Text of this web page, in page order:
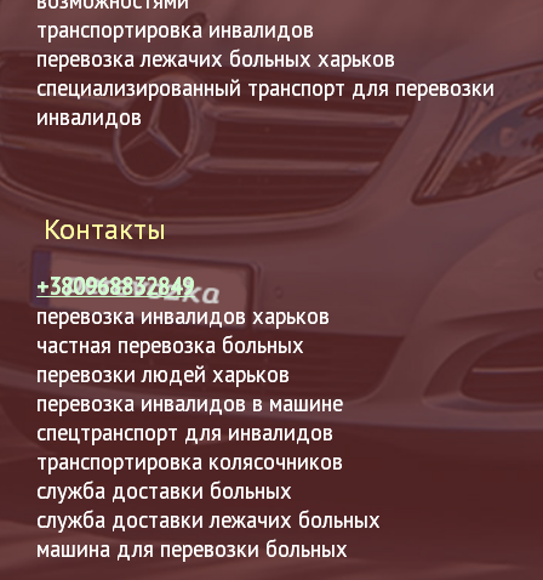
транспортировка инвалидов
перевозка лежачих больных харьков
специализированный транспорт для перевозки
инвалидов
Контакты
+380968832849
перевозка инвалидов харьков
частная перевозка больных
перевозки людей харьков
перевозка инвалидов в машине
спецтранспорт для инвалидов
транспортировка колясочников
служба доставки больных
служба доставки лежачих больных
машина для перевозки больных